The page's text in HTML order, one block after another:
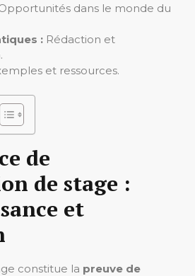
dans le monde du
: Rédaction et
et ressources.
de
de stage :
et
constitue la preuve de